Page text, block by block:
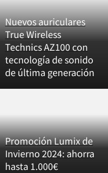
Nuevos auriculares
True Wireless
Technics AZ100 con
tecnología de sonido
de última generación
Promoción Lumix de
Invierno 2024: ahorra
hasta 1.000€